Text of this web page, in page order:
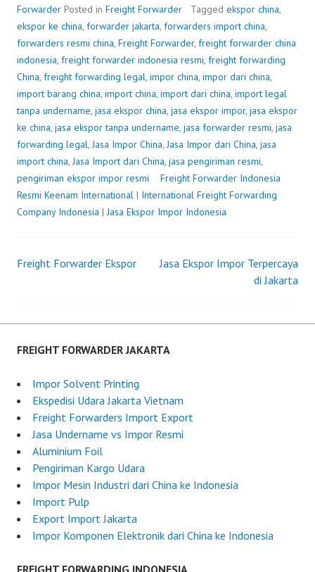
Forwarder Posted in Freight Forwarder Tagged ekspor china,
ekspor ke china, forwarder jakarta, forwarders import china,
forwarders resmi china, Freight Forwarder, freight forwarder china
indonesia, freight forwarder indonesia resmi, freight forwarding
China, freight forwarding legal, impor china, impor dari china,
import barang china, import china, import dari china, import legal
tanpa undername, jasa ekspor china, jasa ekspor impor, jasa ekspor
ke china, jasa ekspor tanpa undername, jasa forwarder resmi, jasa
forwarding legal,Jasa Impor China,Jasa Impor dari China, jasa
import china,Jasa Import dari China, jasa pengiriman resmi,
pengiriman ekspor impor resmi
Freight Forwarder Indonesia
Resmi P
o
e
u
e
1
2
,
2
0
2
5
b
y
e
F
r
w
a
r
d
e
r
I
n
d
n
Keenam International | International Freight Forwarding
Company Indonesia |Jasa Ekspor Impor Indonesia
Post
Freight Forwarder Ekspor
Jasa Ekspor Impor Terpercaya
di Jakarta
FREIGHT FORWARDER JAKARTA
Impor Solvent Printing
Ekspedisi Udara Jakarta Vietnam
Freight Forwarders Import Export
Jasa Undername vs Impor Resmi
Aluminium Foil
Pengiriman Kargo Udara
Impor Mesin Industri dari China ke Indonesia
Import Pulp
Export Import Jakarta
Impor Komponen Elektronik dari China ke Indonesia